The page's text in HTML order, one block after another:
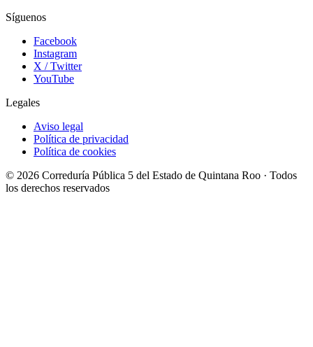
Síguenos
Facebook
Instagram
X / Twitter
YouTube
Legales
Aviso legal
Política de privacidad
Política de cookies
© 2026 Correduría Pública 5 del Estado de Quintana Roo · Todos
los derechos reservados